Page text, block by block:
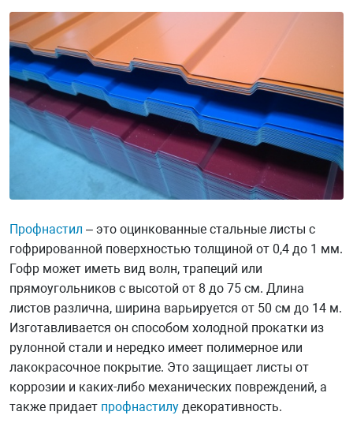
Профнастил – это оцинкованные стальные листы с
гофрированной поверхностью толщиной от 0,4 до 1 мм.
Гофр может иметь вид волн, трапеций или
прямоугольников с высотой от 8 до 75 см. Длина
листов различна, ширина варьируется от 50 см до 14 м.
Изготавливается он способом холодной прокатки из
рулонной стали и нередко имеет полимерное или
лакокрасочное покрытие. Это защищает листы от
коррозии и каких-либо механических повреждений, а
также придает профнастилу декоративность.